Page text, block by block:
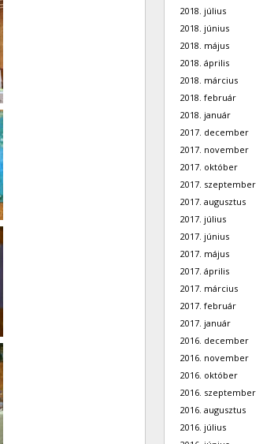
2018. július
2018. június
2018. május
2018. április
2018. március
2018. február
2018. január
2017. december
2017. november
2017. október
2017. szeptember
2017. augusztus
2017. július
2017. június
2017. május
2017. április
2017. március
2017. február
2017. január
2016. december
2016. november
2016. október
2016. szeptember
2016. augusztus
2016. július